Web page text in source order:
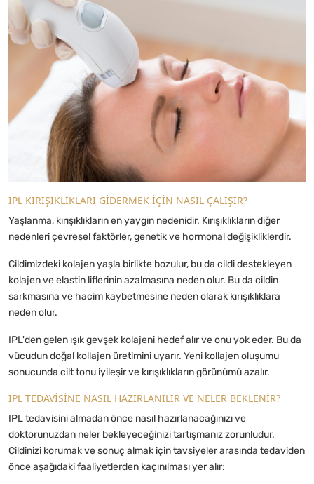
IPL KIRIŞIKLIKLARI GİDERMEK İÇİN NASIL ÇALIŞIR?
Yaşlanma, kırışıklıkların en yaygın nedenidir. Kırışıklıkların diğer
nedenleri çevresel faktörler, genetik ve hormonal değişikliklerdir.
Cildimizdeki kolajen yaşla birlikte bozulur, bu da cildi destekleyen
kolajen ve elastin liflerinin azalmasına neden olur. Bu da cildin
sarkmasına ve hacim kaybetmesine neden olarak kırışıklıklara
neden olur.
IPL'den gelen ışık gevşek kolajeni hedef alır ve onu yok eder. Bu da
vücudun doğal kollajen üretimini uyarır. Yeni kollajen oluşumu
sonucunda cilt tonu iyileşir ve kırışıklıkların görünümü azalır.
IPL TEDAVİSİNE NASIL HAZIRLANILIR VE NELER BEKLENİR?
IPL tedavisini almadan önce nasıl hazırlanacağınızı ve
doktorunuzdan neler bekleyeceğinizi tartışmanız zorunludur.
Cildinizi korumak ve sonuç almak için tavsiyeler arasında tedaviden
önce aşağıdaki faaliyetlerden kaçınılması yer alır: